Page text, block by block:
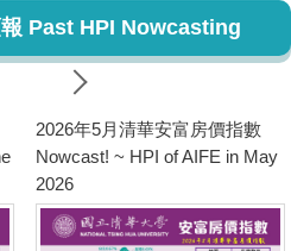
Past HPI Nowcasting
2026年5月清華安富房價指數
Nowcast! ~ HPI of AIFE in May
2026